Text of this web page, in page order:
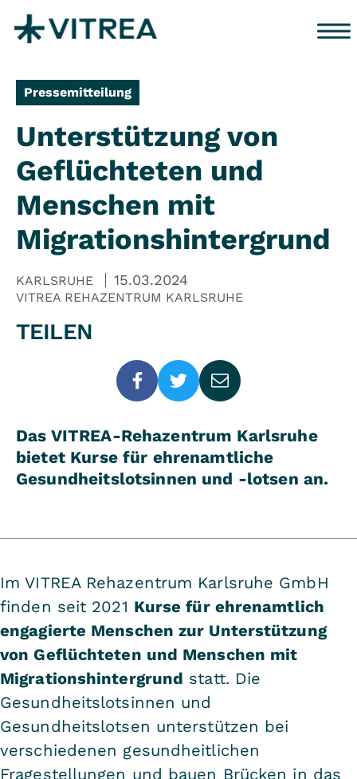
Pressemitteilung
Unterstützung von
Geflüchteten und
Menschen mit
Migrationshintergrund
KARLSRUHE 15.03.2024
VITREA REHAZENTRUM KARLSRUHE
TEILEN
Das VITREA-Rehazentrum Karlsruhe
bietet Kurse für ehrenamtliche
Gesundheitslotsinnen und -lotsen an.
Im VITREA Rehazentrum Karlsruhe GmbH
finden seit 2021 Kurse für ehrenamtlich
engagierte Menschen zur Unterstützung
von Geflüchteten und Menschen mit
Migrationshintergrund statt. Die
Gesundheitslotsinnen und
Gesundheitslotsen unterstützen bei
verschiedenen gesundheitlichen
Fragestellungen und bauen Brücken in das